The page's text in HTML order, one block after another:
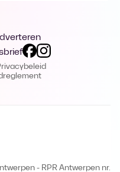
- RPR Antwerpen nr.